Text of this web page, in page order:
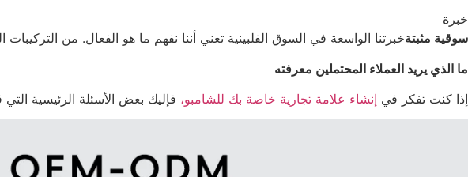
خبرة
سوقية مثبتةخبرتنا الواسعة في السوق الفلبينية تعني أننا نفهم ما هو الفعال. من
ما الذي يريد العملاء المحتملين معرفته
إذا كنت تفكر في إنشاء علامة تجارية خاصة بك للشامبو، فإليك بعض الأسئلة الرئيسية